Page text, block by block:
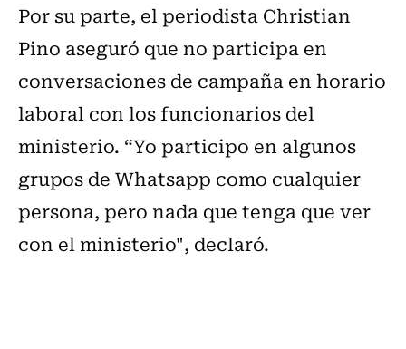
Por su parte, el periodista Christian
Pino aseguró que no participa en
conversaciones de campaña en horario
laboral con los funcionarios del
ministerio. “Yo participo en algunos
grupos de Whatsapp como cualquier
persona, pero nada que tenga que ver
con el ministerio", declaró.